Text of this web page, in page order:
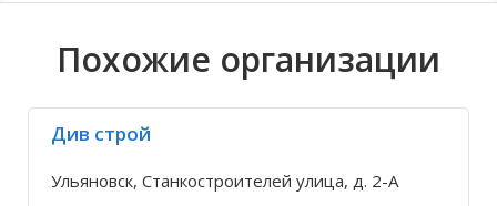
Похожие организации
Див строй
Ульяновск, Станкостроителей улица, д. 2-А